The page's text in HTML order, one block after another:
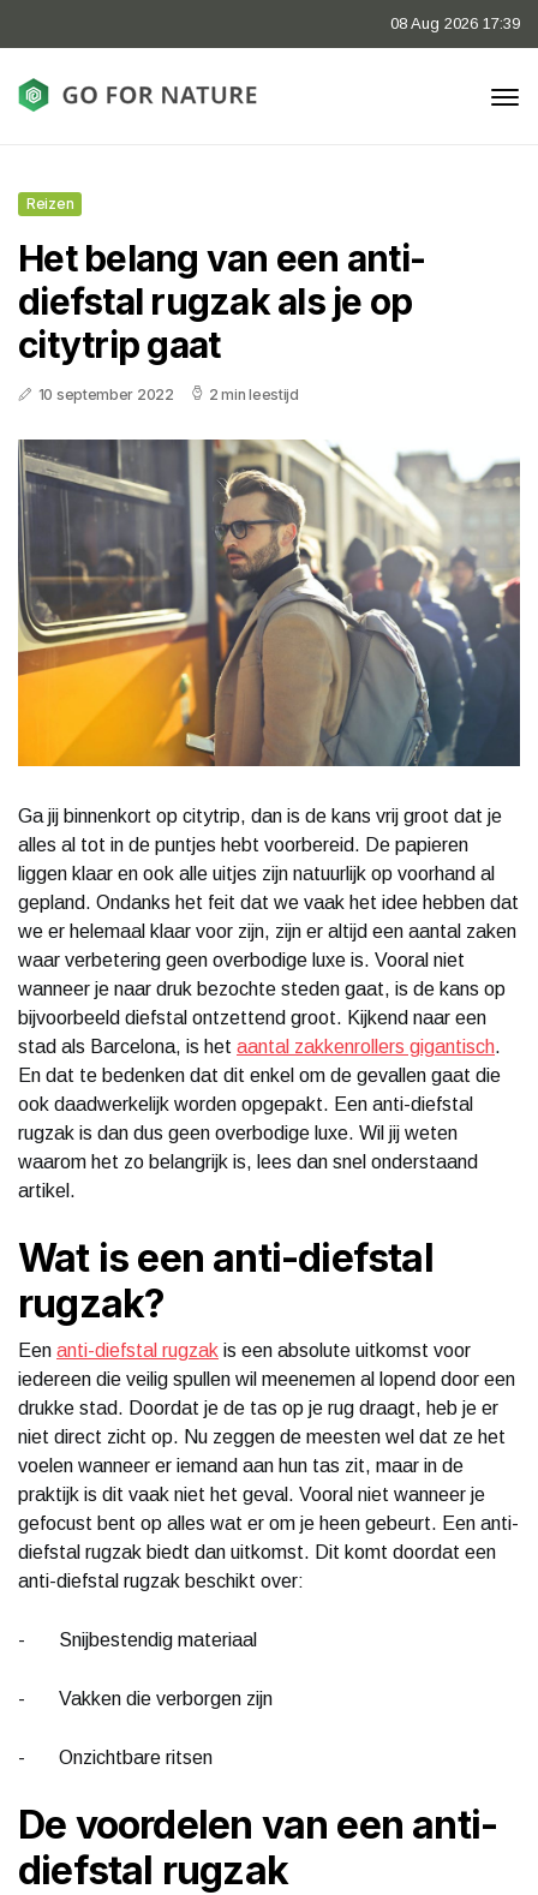
08 Aug 2026 17:39
Reizen
Het belang van een anti-
diefstal rugzak als je op
citytrip gaat
10 september 2022 2 min leestijd
Ga jij binnenkort op citytrip, dan is de kans vrij groot dat je
alles al tot in de puntjes hebt voorbereid. De papieren
liggen klaar en ook alle uitjes zijn natuurlijk op voorhand al
gepland. Ondanks het feit dat we vaak het idee hebben dat
we er helemaal klaar voor zijn, zijn er altijd een aantal zaken
waar verbetering geen overbodige luxe is. Vooral niet
wanneer je naar druk bezochte steden gaat, is de kans op
bijvoorbeeld diefstal ontzettend groot. Kijkend naar een
stad als Barcelona, is het aantal zakkenrollers gigantisch.
En dat te bedenken dat dit enkel om de gevallen gaat die
ook daadwerkelijk worden opgepakt. Een anti-diefstal
rugzak is dan dus geen overbodige luxe. Wil jij weten
waarom het zo belangrijk is, lees dan snel onderstaand
artikel.
Wat is een anti-diefstal
rugzak?
Een anti-diefstal rugzak is een absolute uitkomst voor
iedereen die veilig spullen wil meenemen al lopend door een
drukke stad. Doordat je de tas op je rug draagt, heb je er
niet direct zicht op. Nu zeggen de meesten wel dat ze het
voelen wanneer er iemand aan hun tas zit, maar in de
praktijk is dit vaak niet het geval. Vooral niet wanneer je
gefocust bent op alles wat er om je heen gebeurt. Een anti-
diefstal rugzak biedt dan uitkomst. Dit komt doordat een
anti-diefstal rugzak beschikt over:
- Snijbestendig materiaal
- Vakken die verborgen zijn
- Onzichtbare ritsen
De voordelen van een anti-
diefstal rugzak